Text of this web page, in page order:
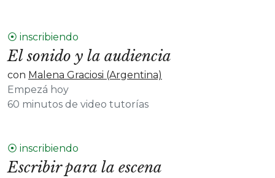
⦿ inscribiendo
El sonido y la audiencia
con Malena Graciosi (Argentina)
Empezá hoy
60 minutos de video tutorías
⦿ inscribiendo
Escribir para la escena